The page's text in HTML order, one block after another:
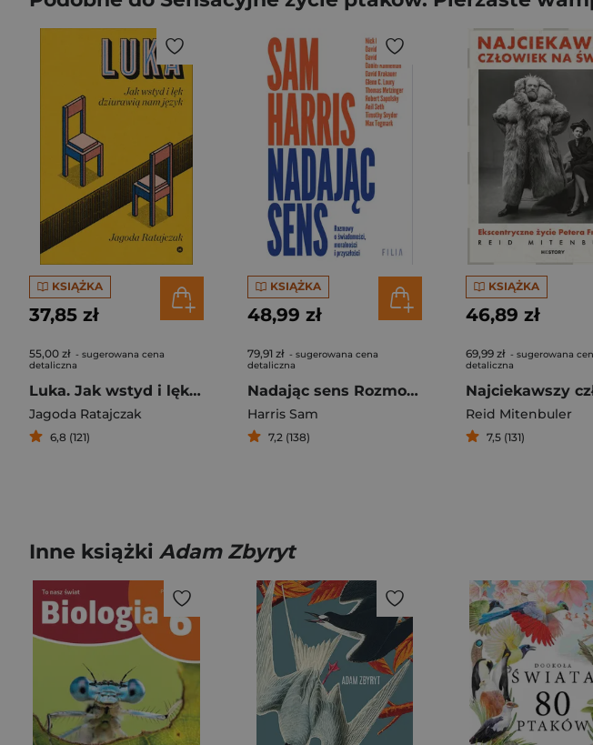
KSIĄŻKA
37,85 zł
55,00 zł - sugerowana cena
detaliczna
Luka. Jak wstyd i lęk dziurawią nam język
Jagoda Ratajczak
6,8 (121)
KSIĄŻKA
48,99 zł
79,91 zł - sugerowana cena
detaliczna
Nadając sens Rozmowy o świadomości, moralności i przyszłości
Harris Sam
7,2 (138)
KSIĄŻKA
46,89 zł
69,99 zł - sugerowana
detaliczna
Reid Mitenbuler
7,5 (131)
Inne książki Adam Zbyryt